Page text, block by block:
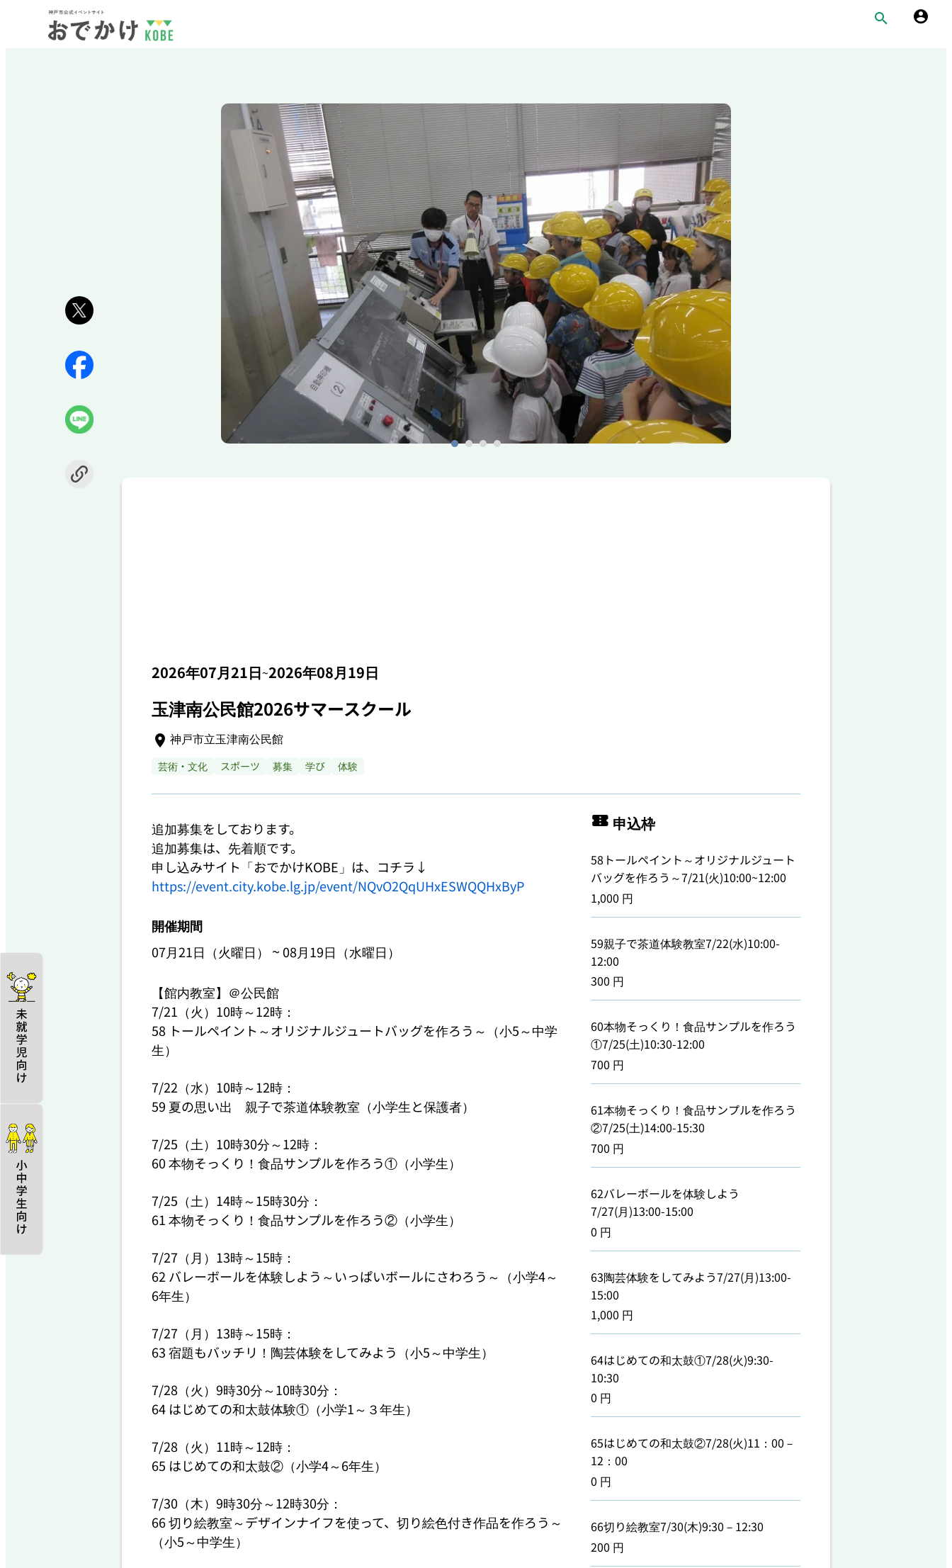
2026年07月21日~2026年08月19日
玉津南公民館2026サマースクール
神戸市立玉津南公民館
芸術・文化 スポーツ 募集 学び 体験
追加募集をしております。
追加募集は、先着順です。
https://event.city.kobe.lg.jp/event/NQvO2QqUHxESWQQHxByP
開催期間
07月21日（火曜日）
~08月19日（水曜日）
【館内教室】＠公民館
7/21（火）10時～12時：
58 トールペイント～オリジナルジュートバッグを作ろう～（小5～中学
生）
7/22（水）10時～12時：
59 夏の思い出　親子で茶道体験教室（小学生と保護者）
7/25（土）10時30分～12時：
60 本物そっくり！食品サンプルを作ろう①（小学生）
7/25（土）14時～15時30分：
61 本物そっくり！食品サンプルを作ろう②（小学生）
7/27（月）13時～15時：
62 バレーボールを体験しよう～いっぱいボールにさわろう～（小学4～
6年生）
7/27（月）13時～15時：
63 宿題もバッチリ！陶芸体験をしてみよう（小5～中学生）
7/28（火）9時30分～10時30分：
64 はじめての和太鼓体験①（小学1～３年生）
7/28（火）11時～12時：
65 はじめての和太鼓②（小学4～6年生）
7/30（木）9時30分～12時30分：
66 切り絵教室～デザインナイフを使って、切り絵色付き作品を作ろう～
（小5～中学生）
申込枠
58トールペイント～オリジナルジュート
バッグを作ろう～7/21(火)10:00~12:00
1,000 円
59親子で茶道体験教室7/22(水)10:00-
12:00
300 円
60本物そっくり！食品サンプルを作ろう
①7/25(土)10:30-12:00
700 円
61本物そっくり！食品サンプルを作ろう
②7/25(土)14:00-15:30
700 円
62バレーボールを体験しよう
7/27(月)13:00-15:00
0 円
63陶芸体験をしてみよう7/27(月)13:00-
15:00
1,000 円
64はじめての和太鼓①7/28(火)9:30-
10:30
0 円
65はじめての和太鼓②7/28(火)11：00－
12：00
0 円
66切り絵教室7/30(木)9:30－12:30
200 円